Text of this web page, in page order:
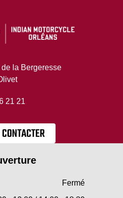
la Bergeresse
21 21
Fermé